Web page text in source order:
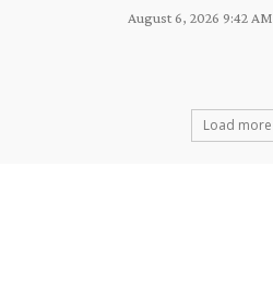
August 6, 2026 9:42 AM
Load more